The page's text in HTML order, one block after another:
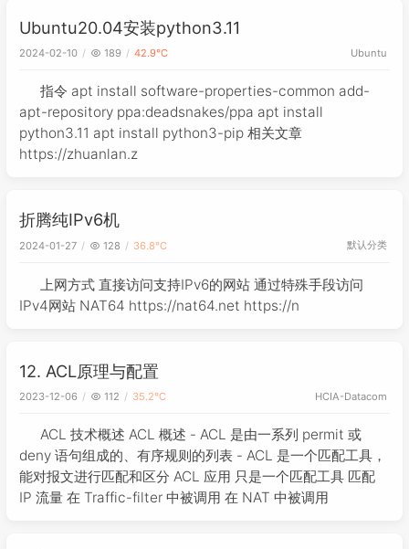
Ubuntu20.04安装python3.11
2024-02-10 189 42.9℃ Ubuntu
指令 apt install software-properties-common add-
apt-repository ppa:deadsnakes/ppa apt install
python3.11 apt install python3-pip 相关文章
https://zhuanlan.z
折腾纯IPv6机
2024-01-27 128 36.8℃ 默认分类
上网方式 直接访问支持IPv6的网站 通过特殊手段访问
IPv4网站 NAT64 https://nat64.net https://n
12. ACL原理与配置
2023-12-06 112 35.2℃ HCIA-Datacom
ACL 技术概述 ACL 概述 - ACL 是由一系列 permit 或
deny 语句组成的、有序规则的列表 - ACL 是一个匹配工具，
能对报文进行匹配和区分 ACL 应用 只是一个匹配工具 匹配
IP 流量 在 Traffic-filter 中被调用 在 NAT 中被调用